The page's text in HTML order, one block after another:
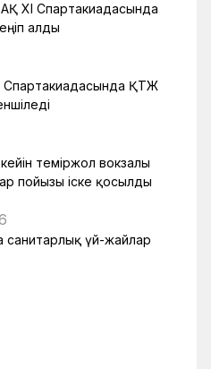
XI Спартакиадасында
алды
ҚТЖ
теміржол вокзалы
пойызы іске қосылды
үй-жайлар